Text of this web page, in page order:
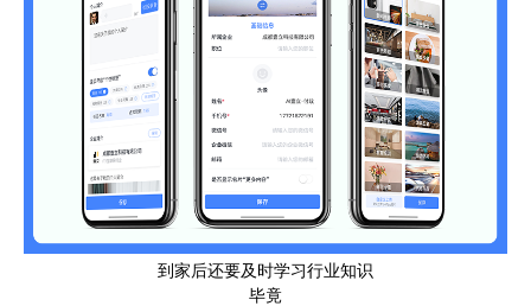
到家后还要及时学习行业知识
毕竟